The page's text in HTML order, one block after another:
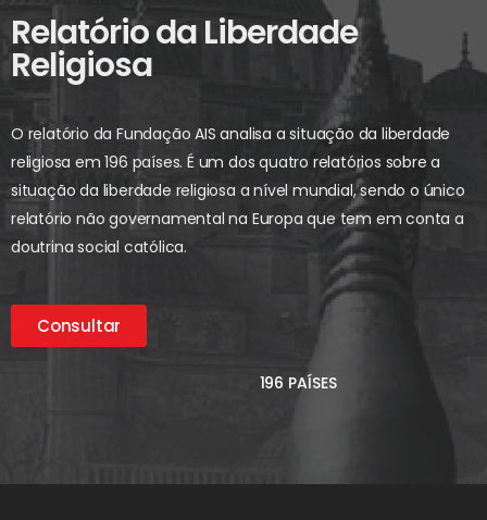
Relatório da Liberdade
Religiosa
O relatório da Fundação AIS analisa a situação da liberdade
religiosa em 196 países. É um dos quatro relatórios sobre a
situação da liberdade religiosa a nível mundial, sendo o único
relatório não governamental na Europa que tem em conta a
doutrina social católica.
Consultar
196 PAÍSES